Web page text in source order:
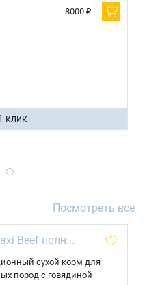
8000 ₽
клик
Посмотреть все
сухой корм для
пород с говядиной